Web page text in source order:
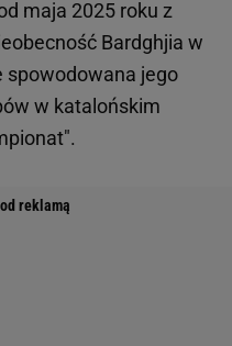
maja 2025 roku z
Bardghjia w
spowodowana jego
w katalońskim